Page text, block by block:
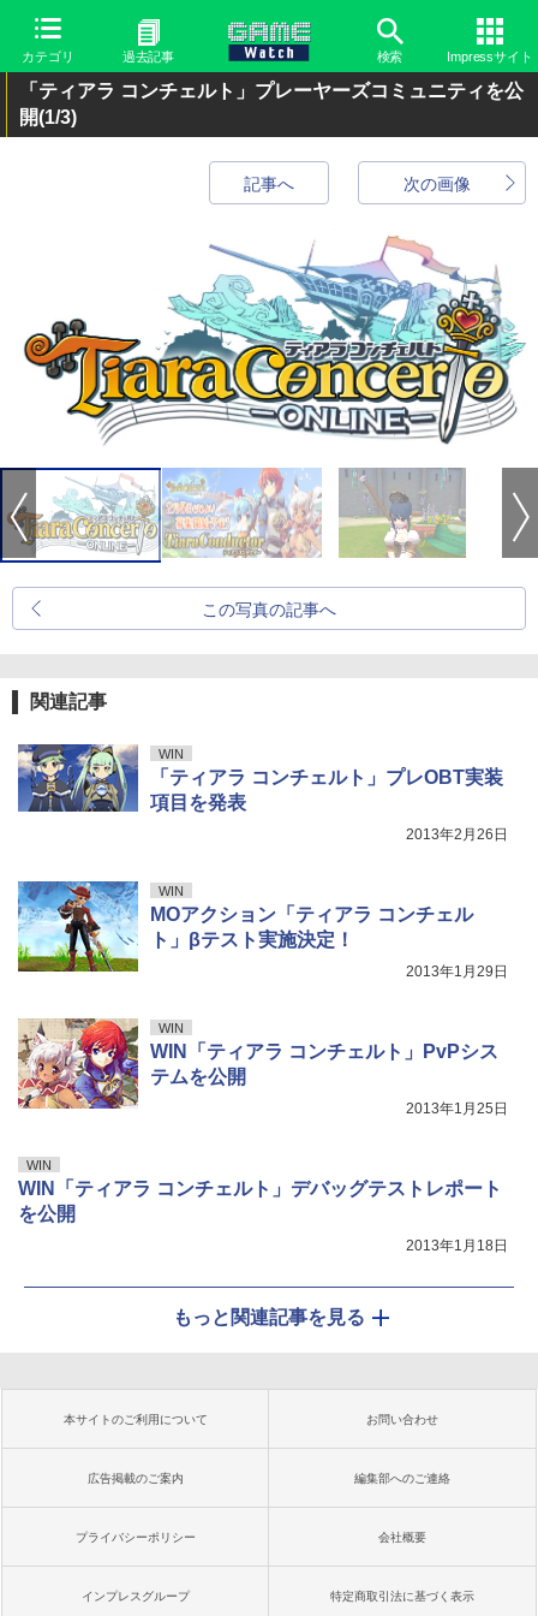
カテゴリ 過去記事 検索 Impressサイト
「ティアラ コンチェルト」プレーヤーズコミュニティを公
開(1/3)
次の画像
記事へ
この写真の記事へ
関連記事
WIN
「ティアラ コンチェルト」プレOBT実装
項目を発表
2013年2月26日
WIN
MOアクション「ティアラ コンチェル
ト」βテスト実施決定！
2013年1月29日
WIN
WIN「ティアラ コンチェルト」PvPシス
テムを公開
2013年1月25日
WIN
WIN「ティアラ コンチェルト」デバッグテストレポート
を公開
2013年1月18日
もっと関連記事を見る
本サイトのご利用について お問い合わせ
広告掲載のご案内 編集部へのご連絡
プライバシーポリシー 会社概要
インプレスグループ 特定商取引法に基づく表示